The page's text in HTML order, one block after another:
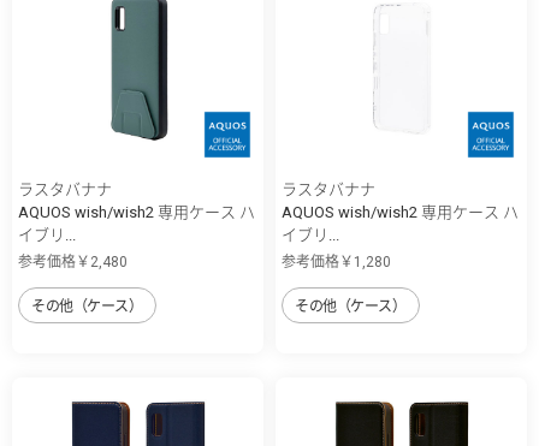
ラスタバナナ
AQUOS wish/wish2 専用ケース ハ
イブリ...
参考価格￥2,480
その他（ケース）
ラスタバナナ
AQUOS wish/wish2 専用ケース ハ
イブリ...
参考価格￥1,280
その他（ケース）